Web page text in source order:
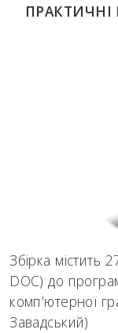
Збірка містить
DOC) до
комп’ютерної
Завадський)